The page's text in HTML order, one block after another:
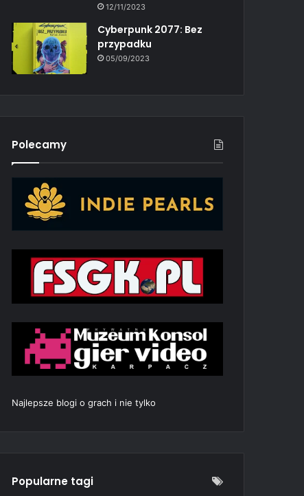
12/11/2023
Cyberpunk 2077: Bez
przypadku
05/09/2023
Polecamy
Najlepsze blogi o grach i nie tylko
Popularne tagi